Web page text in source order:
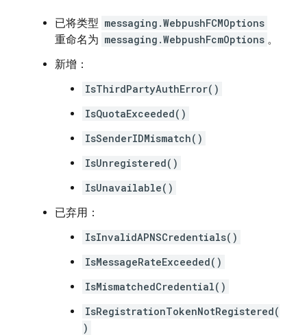
已将类型 messaging.WebpushFCMOptions
重命名为 messaging.WebpushFcmOptions 。
新增：
IsThirdPartyAuthError()
IsQuotaExceeded()
IsSenderIDMismatch()
IsUnregistered()
IsUnavailable()
已弃用：
IsInvalidAPNSCredentials()
IsMessageRateExceeded()
IsMismatchedCredential()
IsRegistrationTokenNotRegistered(
)